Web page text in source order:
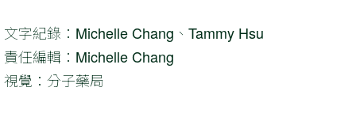
文字紀錄：Michelle Chang、Tammy Hsu
責任編輯：Michelle Chang
視覺：分子藥局